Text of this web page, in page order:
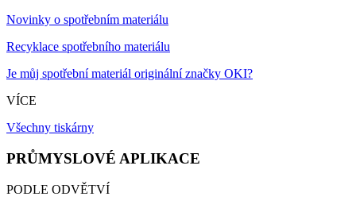
Novinky o spotřebním materiálu
Recyklace spotřebního materiálu
Je můj spotřební materiál originální značky OKI?
VÍCE
Všechny tiskárny
PRŮMYSLOVÉ APLIKACE
PODLE ODVĚTVÍ